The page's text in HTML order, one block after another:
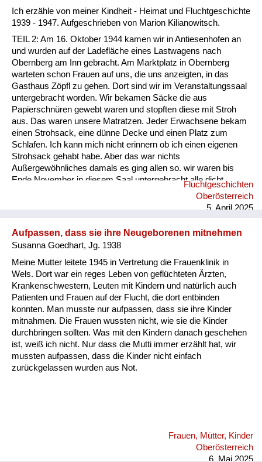
Ich erzähle von meiner Kindheit - Heimat und Fluchtgeschichte
1939 - 1947. Aufgeschrieben von Marion Kilianowitsch.
TEIL 2: Am 16. Oktober 1944 kamen wir in Antiesenhofen an
und wurden auf der Ladefläche eines Lastwagens nach
Obernberg am Inn gebracht. Am Marktplatz in Obernberg
warteten schon Frauen auf uns, die uns anzeigten, in das
Gasthaus Zöpfl zu gehen. Dort sind wir im Veranstaltungssaal
untergebracht worden. Wir bekamen Säcke die aus
Papierschnüren gewebt waren und stopften diese mit Stroh
aus. Das waren unsere Matratzen. Jeder Erwachsene bekam
einen Strohsack, eine dünne Decke und einen Platz zum
Schlafen. Ich kann mich nicht erinnern ob ich einen eigenen
Strohsack gehabt habe. Aber das war nichts
Außergewöhnliches damals es ging allen so. wir waren bis
Ende November in diesem Saal untergebracht alle dicht
nebeneinander gereiht. Es gab keine Rücksicht auf
Intimsphäre. Mein Vater sah sich schon am zweiten Tag nach
Schneiderei am Marktplatz an zu arbeiten. Nach ungefähr
sechs Wochen bekamen wir eine Zwei-Zimmer-Wohnung in
der wir zu ...
Fluchtgeschichten
Oberösterreich
5. April 2025
Aufpassen, dass sie ihre Neugeborenen mitnehmen
Susanna Goedhart, Jg. 1938
Meine Mutter leitete 1945 in Vertretung die Frauenklinik in
Wels. Dort war ein reges Leben von geflüchteten Ärzten,
Krankenschwestern, Leuten mit Kindern und natürlich auch
Patienten und Frauen auf der Flucht, die dort entbinden
konnten. Man musste nur aufpassen, dass sie ihre Kinder
mitnahmen. Die Frauen wussten nicht, wie sie die Kinder
durchbringen sollten. Was mit den Kindern danach geschehen
ist, weiß ich nicht. Nur dass die Mutti immer erzählt hat, wir
mussten aufpassen, dass die Kinder nicht einfach
zurückgelassen wurden aus Not.
Frauen, Mütter, Kinder
Oberösterreich
6. Mai 2025